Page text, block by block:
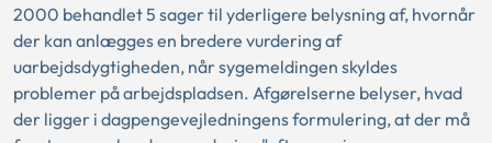
2000 behandlet 5 sager til yderligere belysning af, hvornår
der kan anlægges en bredere vurdering af
uarbejdsdygtigheden, når sygemeldingen skyldes
problemer på arbejdspladsen. Afgørelserne belyser, hvad
der ligger i dagpengevejledningens formulering, at der må